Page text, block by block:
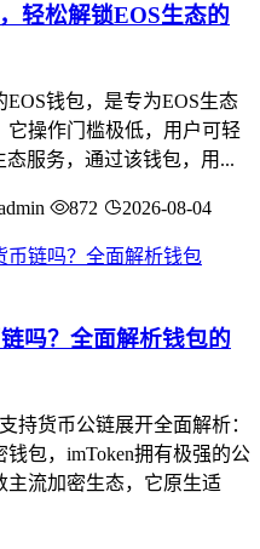
轻松解锁EOS生态的
EOS钱包，是专为EOS生态
操作门槛极低，用户可轻
服务，通过该钱包，用...
872 2026-08-04
吗？全面解析钱包的
持货币公链展开全面解析：
包，imToken拥有极强的公
主流加密生态，它原生适